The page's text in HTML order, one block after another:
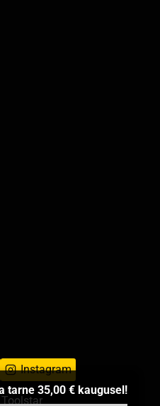
Instagram
tarne 35,00 € kaugusel!